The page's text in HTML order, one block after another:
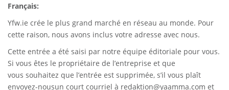
Français:
Yfw.ie crée le plus grand marché en réseau au monde. Pour
cette raison, nous avons inclus votre adresse avec nous.
Cette entrée a été saisi par notre équipe éditoriale pour vous.
Si vous êtes le propriétaire de l’entreprise et que
vous souhaitez que l’entrée est supprimée, s’il vous plaît
envoyez-nousun court courriel à redaktion@yaamma.com et